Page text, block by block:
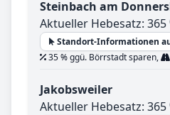
Steinbach am
Aktueller Hebesatz: 365
Standort-Informationen
35 % ggü. Börrstadt sparen,
Jakobsweiler
Aktueller Hebesatz: 365